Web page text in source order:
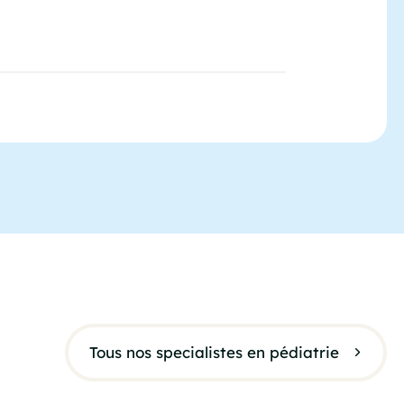
Tous nos specialistes en pédiatrie